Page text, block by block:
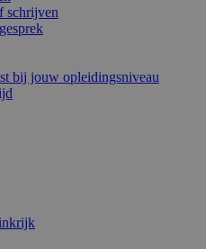
schrijven
bij jouw opleidingsniveau